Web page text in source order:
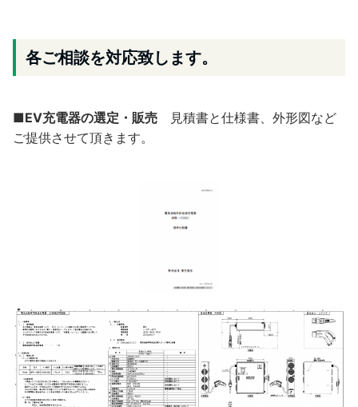
各ご相談を対応致します。
■EV充電器の選定・販売 見積書と仕様書、外形図など
ご提供させて頂きます。